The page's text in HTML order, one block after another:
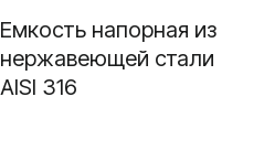
Емкость напорная из
нержавеющей стали
AISI 316